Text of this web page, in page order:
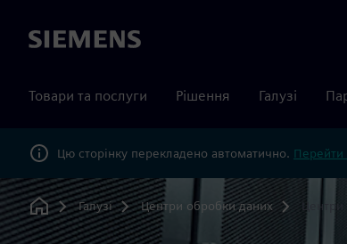
Siemens
Товари та послуги Рішення Галузі
Цю сторінку перекладено автоматично. Перейти
Home
Галузі Центри обробки даних